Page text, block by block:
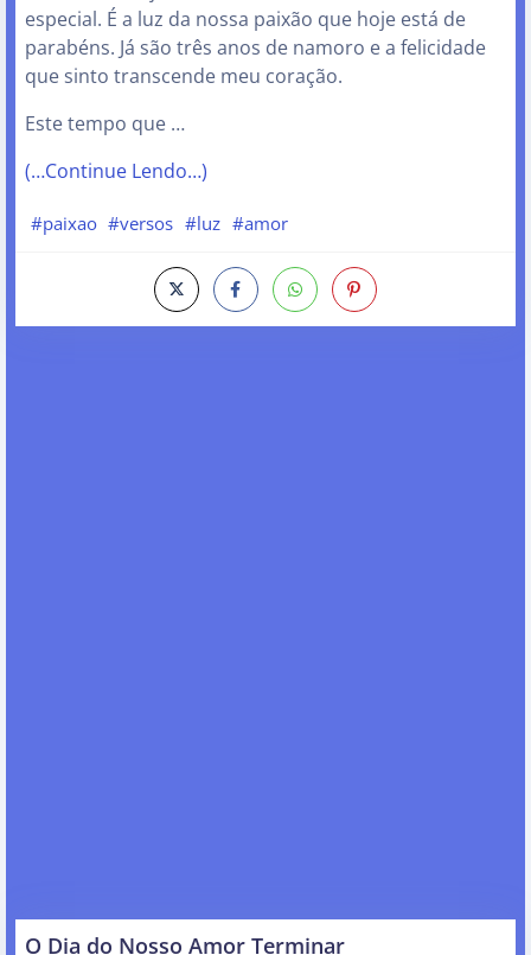
especial. É a luz da nossa paixão que hoje está de
parabéns. Já são três anos de namoro e a felicidade
que sinto transcende meu coração.
Este tempo que …
(…Continue Lendo…)
#paixao #versos #luz #amor
O Dia do Nosso Amor Terminar